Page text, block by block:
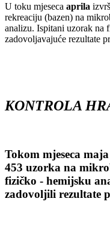
U toku mjeseca aprila
rekreaciju (bazen) na
analizu. Ispitani uzorak
zadovoljavajuće rezultate
KONTROLA
Tokom mjeseca maja
453 uzorka na
fizičko - hemijsku
zadovoljili rezultate